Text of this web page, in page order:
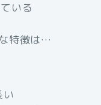
いる
特徴は…